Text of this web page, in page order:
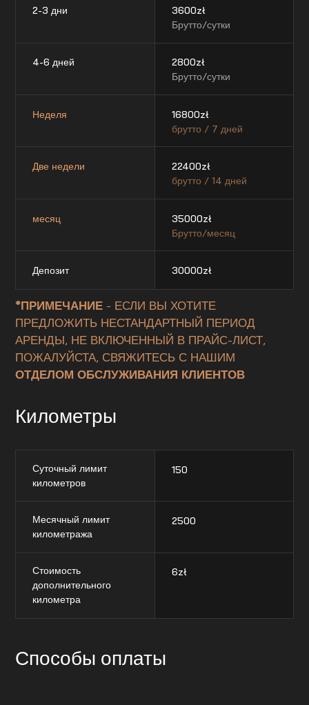
2-3 дни 3600zł
Брутто/сутки
4-6 дней 2800zł
Брутто/сутки
Неделя 16800zł
брутто / 7 дней
Две недели 22400zł
брутто / 14 дней
месяц 35000zł
Брутто/месяц
Депозит 30000zł
*ПРИМЕЧАНИЕ - ЕСЛИ ВЫ ХОТИТЕ
ПРЕДЛОЖИТЬ НЕСТАНДАРТНЫЙ ПЕРИОД
АРЕНДЫ, НЕ ВКЛЮЧЕННЫЙ В ПРАЙС-ЛИСТ,
ПОЖАЛУЙСТА, СВЯЖИТЕСЬ С НАШИМ
ОТДЕЛОМ ОБСЛУЖИВАНИЯ КЛИЕНТОВ
Километры
Суточный лимит
километров
150
Месячный лимит
километража
2500
Стоимость
дополнительного
километра
6zł
Способы оплаты